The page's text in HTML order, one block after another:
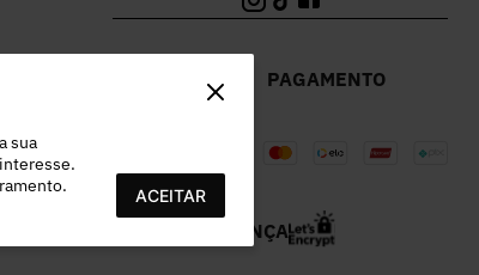
sua
ACEITAR
PAGAMENTO
SEGURANÇA